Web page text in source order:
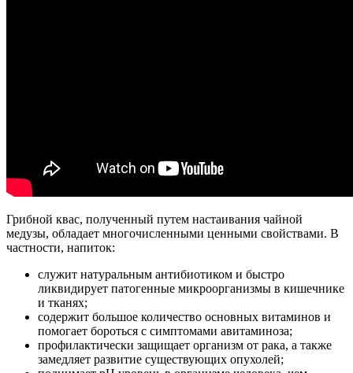
Грибной квас, полученный путем настаивания чайной
медузы, обладает многочисленными ценными свойствами. В
частности, напиток:
служит натуральным антибиотиком и быстро
ликвидирует патогенные микроорганизмы в кишечнике
и тканях;
содержит большое количество основных витаминов и
помогает бороться с симптомами авитаминоза;
профилактически защищает организм от рака, а также
замедляет развитие существующих опухолей;